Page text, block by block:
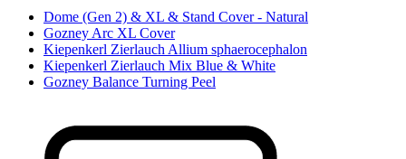
Dome (Gen 2) & XL & Stand Cover - Natural
Gozney Arc XL Cover
Kiepenkerl Zierlauch Allium sphaerocephalon
Kiepenkerl Zierlauch Mix Blue & White
Gozney Balance Turning Peel